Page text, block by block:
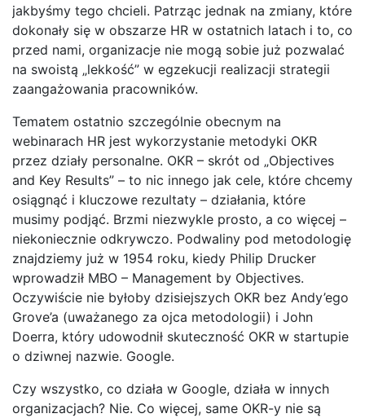
jakbyśmy tego chcieli. Patrząc jednak na zmiany, które
dokonały się w obszarze HR w ostatnich latach i to, co
przed nami, organizacje nie mogą sobie już pozwalać
na swoistą „lekkość” w egzekucji realizacji strategii
zaangażowania pracowników.
Tematem ostatnio szczególnie obecnym na
webinarach HR jest wykorzystanie metodyki OKR
przez działy personalne. OKR – skrót od „Objectives
and Key Results” – to nic innego jak cele, które chcemy
osiągnąć i kluczowe rezultaty – działania, które
musimy podjąć. Brzmi niezwykle prosto, a co więcej –
niekoniecznie odkrywczo. Podwaliny pod metodologię
znajdziemy już w 1954 roku, kiedy Philip Drucker
wprowadził MBO – Management by Objectives.
Oczywiście nie byłoby dzisiejszych OKR bez Andy’ego
Grove’a (uważanego za ojca metodologii) i John
Doerra, który udowodnił skuteczność OKR w startupie
o dziwnej nazwie. Google.
Czy wszystko, co działa w Google, działa w innych
organizacjach? Nie. Co więcej, same OKR-y nie są